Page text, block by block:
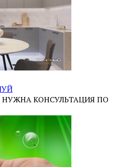
КОНСУЛЬТАЦИЯ ПО